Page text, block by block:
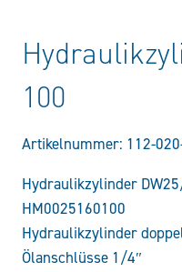
100
Artikelnummer: 112-
Hydraulikzylinder
HM0025160100
Hydraulikzylinder
Ölanschlüsse 1/4″